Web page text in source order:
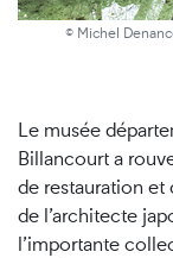
© Michel
Le musée
Billancourt a
de restauration et
de l’architecte
l’importante